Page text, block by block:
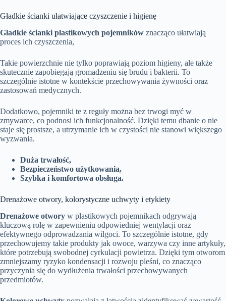
Gładkie ścianki ułatwiające czyszczenie i higienę
Gładkie ścianki plastikowych pojemników znacząco ułatwiają
proces ich czyszczenia,
Takie powierzchnie nie tylko poprawiają poziom higieny, ale także
skutecznie zapobiegają gromadzeniu się brudu i bakterii. To
szczególnie istotne w kontekście przechowywania żywności oraz
zastosowań medycznych.
Dodatkowo, pojemniki te z reguły można bez trwogi myć w
zmywarce, co podnosi ich funkcjonalność. Dzięki temu dbanie o nie
staje się prostsze, a utrzymanie ich w czystości nie stanowi większego
wyzwania.
Duża trwałość,
Bezpieczeństwo użytkowania,
Szybka i komfortowa obsługa.
Drenażowe otwory, kolorystyczne uchwyty i etykiety
Drenażowe otwory w plastikowych pojemnikach odgrywają
kluczową rolę w zapewnieniu odpowiedniej wentylacji oraz
efektywnego odprowadzania wilgoci. To szczególnie istotne, gdy
przechowujemy takie produkty jak owoce, warzywa czy inne artykuły,
które potrzebują swobodnej cyrkulacji powietrza. Dzięki tym otworom
zmniejszamy ryzyko kondensacji i rozwoju pleśni, co znacząco
przyczynia się do wydłużenia trwałości przechowywanych
przedmiotów.